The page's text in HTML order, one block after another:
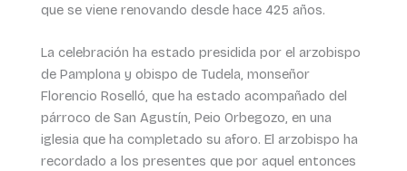
que se viene renovando desde hace 425 años.
La celebración ha estado presidida por el arzobispo
de Pamplona y obispo de Tudela, monseñor
Florencio Roselló, que ha estado acompañado del
párroco de San Agustín, Peio Orbegozo, en una
iglesia que ha completado su aforo. El arzobispo ha
recordado a los presentes que por aquel entonces